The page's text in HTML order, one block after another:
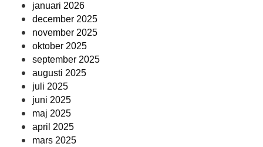
januari 2026
december 2025
november 2025
oktober 2025
september 2025
augusti 2025
juli 2025
juni 2025
maj 2025
april 2025
mars 2025